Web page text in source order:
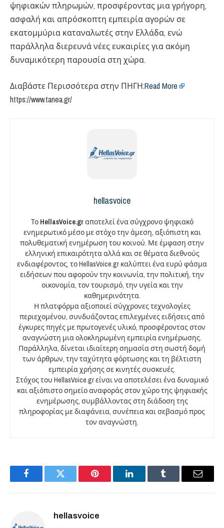
ψηφιακών πληρωμών, προσφέροντας μια γρήγορη,
ασφαλή και απρόσκοπτη εμπειρία αγορών σε
εκατομμύρια καταναλωτές στην Ελλάδα, ενώ
παράλληλα διερευνά νέες ευκαιρίες για ακόμη
δυναμικότερη παρουσία στη χώρα.
Διαβάστε Περισσότερα στην ΠΗΓΗ:Read More
https://www.tanea.gr/
hellasvoice
Το HellasVoice.grαποτελεί ένα σύγχρονο ψηφιακό
ενημερωτικό μέσο με στόχο την άμεση, αξιόπιστη και
πολυθεματική ενημέρωση του κοινού. Με έμφαση στην
ελληνική επικαιρότητα αλλά και σε θέματα διεθνούς
ενδιαφέροντος, το HellasVoice.gr καλύπτει ένα ευρύ φάσμα
ειδήσεων που αφορούν την κοινωνία, την πολιτική, την
οικονομία, τον τουρισμό, την υγεία και την
καθημερινότητα.
Η πλατφόρμα αξιοποιεί σύγχρονες τεχνολογίες
περιεχομένου, συνδυάζοντας επιλεγμένες ειδήσεις από
έγκυρες πηγές με πρωτογενές υλικό, προσφέροντας στον
αναγνώστη μια ολοκληρωμένη εμπειρία ενημέρωσης.
Παράλληλα, δίνεται ιδιαίτερη σημασία στη σωστή δομή
των άρθρων, την ταχύτητα φόρτωσης και τη βέλτιστη
εμπειρία χρήσης σε κινητές συσκευές.
Στόχος του HellasVoice.gr είναι να αποτελέσει ένα δυναμικό
και αξιόπιστο σημείο αναφοράς στον χώρο της ψηφιακής
ενημέρωσης, συμβάλλοντας στη διάδοση της
πληροφορίας με διαφάνεια, συνέπεια και σεβασμό προς
τον αναγνώστη.
FacebookTwitter Pinterest LinkedInTumblr Email
hellasvoice